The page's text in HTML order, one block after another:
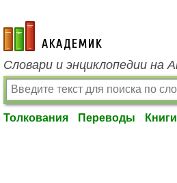
academic.ru
Словари и энциклопедии на
Толкования Переводы Книги